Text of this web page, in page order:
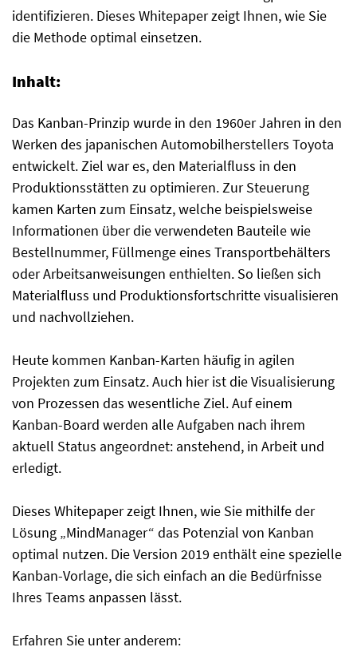
identifizieren. Dieses Whitepaper zeigt Ihnen, wie Sie
die Methode optimal einsetzen.
Inhalt:
Das Kanban-Prinzip wurde in den 1960er Jahren in den
Werken des japanischen Automobilherstellers Toyota
entwickelt. Ziel war es, den Materialfluss in den
Produktionsstätten zu optimieren. Zur Steuerung
kamen Karten zum Einsatz, welche beispielsweise
Informationen über die verwendeten Bauteile wie
Bestellnummer, Füllmenge eines Transportbehälters
oder Arbeitsanweisungen enthielten. So ließen sich
Materialfluss und Produktionsfortschritte visualisieren
und nachvollziehen.
Heute kommen Kanban-Karten häufig in agilen
Projekten zum Einsatz. Auch hier ist die Visualisierung
von Prozessen das wesentliche Ziel. Auf einem
Kanban-Board werden alle Aufgaben nach ihrem
aktuell Status angeordnet: anstehend, in Arbeit und
erledigt.
Dieses Whitepaper zeigt Ihnen, wie Sie mithilfe der
Lösung „MindManager“ das Potenzial von Kanban
optimal nutzen. Die Version 2019 enthält eine spezielle
Kanban-Vorlage, die sich einfach an die Bedürfnisse
Ihres Teams anpassen lässt.
Erfahren Sie unter anderem: